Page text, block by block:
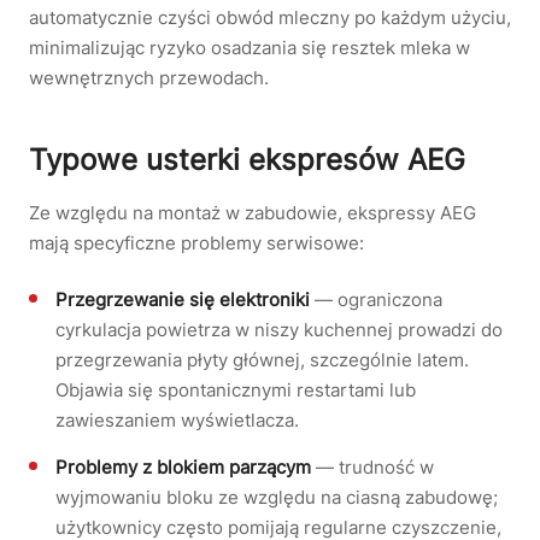
automatycznie czyści obwód mleczny po każdym użyciu,
minimalizując ryzyko osadzania się resztek mleka w
wewnętrznych przewodach.
Typowe usterki ekspresów AEG
Ze względu na montaż w zabudowie, ekspressy AEG
mają specyficzne problemy serwisowe:
Przegrzewanie się elektroniki — ograniczona
cyrkulacja powietrza w niszy kuchennej prowadzi do
przegrzewania płyty głównej, szczególnie latem.
Objawia się spontanicznymi restartami lub
zawieszaniem wyświetlacza.
Problemy z blokiem parzącym — trudność w
wyjmowaniu bloku ze względu na ciasną zabudowę;
użytkownicy często pomijają regularne czyszczenie,